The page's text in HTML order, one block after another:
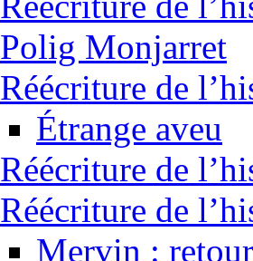
Polig Monjarret
Réécriture de
Étrange aveu
Réécriture de
Réécriture de
Mervin :